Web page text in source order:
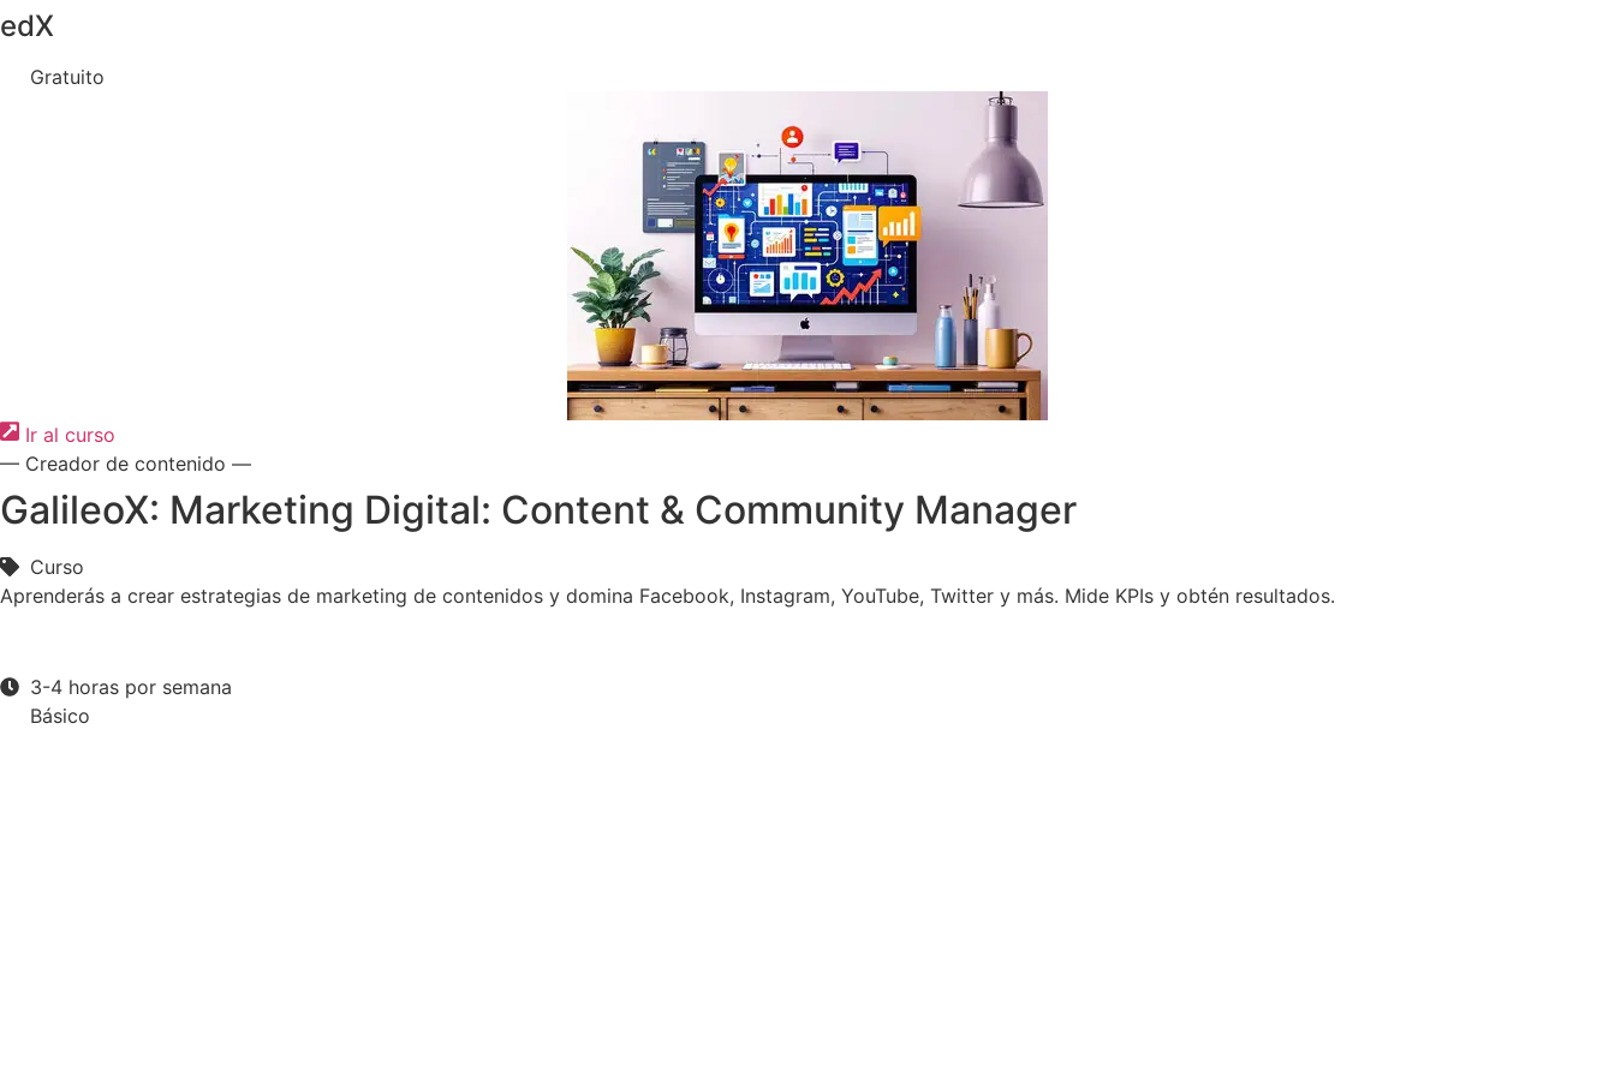
edX
Gratuito
Ir al curso
— Creador de contenido —
GalileoX: Marketing Digital: Content & Community Manager
Curso
Aprenderás a crear estrategias de marketing de contenidos y domina Facebook, Instagram, YouTube, Twitter y más. Mide KPIs y obtén resultados.
3-4 horas por semana
Básico